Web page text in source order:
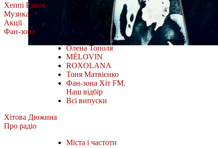
Хеппі Ранок
Музика
Акції
Фан-зона
Олена Тополя
MÉLOVIN
ROXOLANA
Тоня Матвієнко
Фан-зона Хіт FM.
Наш відбір
Всі випуски
Хітова Дюжина
Про радіо
Міста і частоти